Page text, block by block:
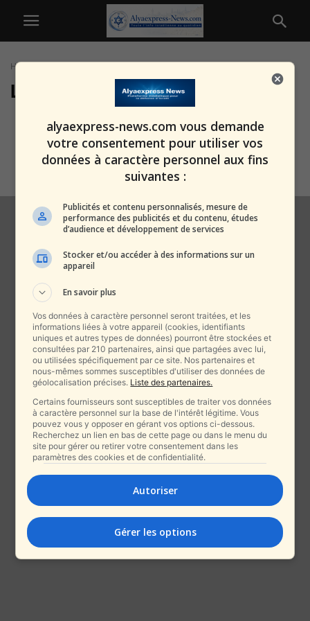
Home
Lara Gutiérrez
Horreur en Argentine : trois
jeunes femmes torturées et
assassinées en...
alxprss_sab
alyaexpress-news.com vous demande
votre consentement pour utiliser vos
données à caractère personnel aux fins
suivantes :
Publicités et contenu personnalisés, mesure de
performance des publicités et du contenu, études
d’audience et développement de services
Stocker et/ou accéder à des informations sur un
appareil
En savoir plus
Vos données à caractère personnel seront traitées, et les
informations liées à votre appareil (cookies, identifiants
uniques et autres types de données) pourront être stockées et
consultées par 210 partenaires, ainsi que partagées avec lui,
ou utilisées spécifiquement par ce site. Nos partenaires et
nous-mêmes sommes susceptibles d'utiliser des données de
géolocalisation précises. Liste des partenaires.
Certains fournisseurs sont susceptibles de traiter vos données
à caractère personnel sur la base de l'intérêt légitime. Vous
pouvez vous y opposer en gérant vos options ci-dessous.
Recherchez un lien en bas de cette page ou dans le menu du
site pour gérer ou retirer votre consentement dans les
paramètres des cookies et de confidentialité.
Autoriser
Gérer les options